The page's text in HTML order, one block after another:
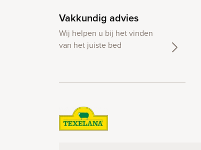
Vakkundig advies
Wij helpen u bij het vinden
van het juiste bed